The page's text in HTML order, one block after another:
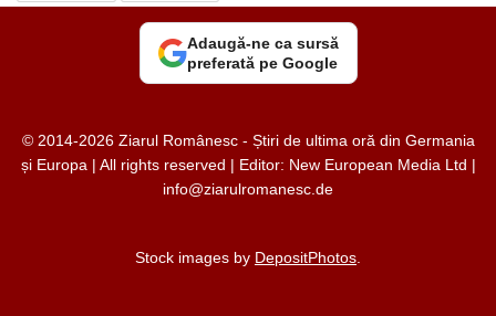
Adaugă-ne ca sursă
preferată pe Google
© 2014-2026 Ziarul Românesc - Știri de ultima oră din Germania
și Europa | All rights reserved | Editor: New European Media Ltd |
info@ziarulromanesc.de
Stock images by DepositPhotos.